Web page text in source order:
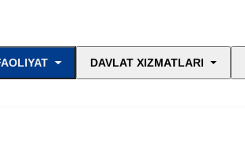
DAVLAT XIZMATLARI